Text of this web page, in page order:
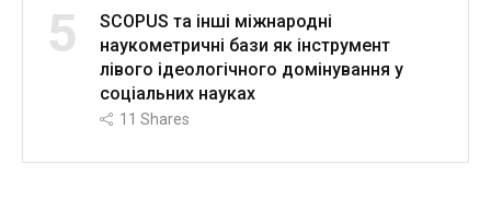
5
SCOPUS та інші міжнародні
наукометричні бази як інструмент
лівого ідеологічного домінування у
соціальних науках
11 Shares